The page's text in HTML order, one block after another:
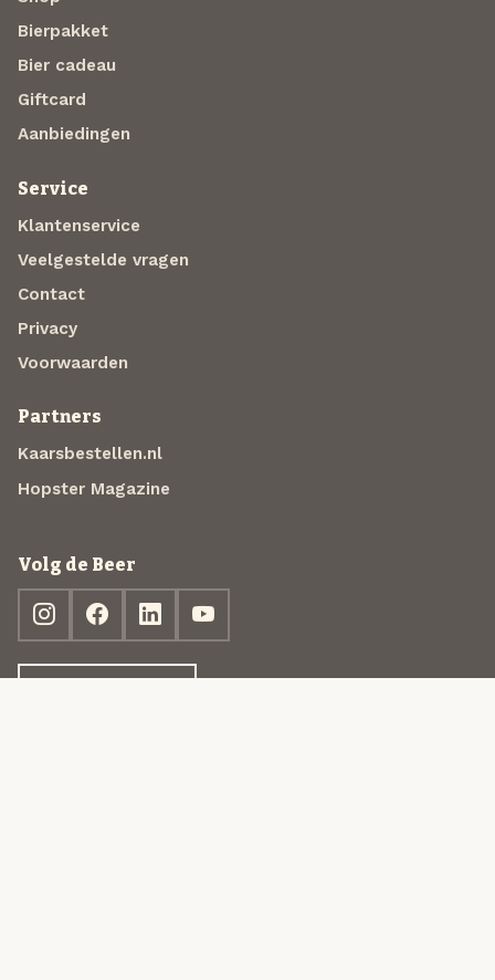
Bierpakket
Bier cadeau
Giftcard
Aanbiedingen
Service
Klantenservice
Veelgestelde vragen
Contact
Privacy
Voorwaarden
Partners
Kaarsbestellen.nl
Hopster Magazine
Volg de Beer